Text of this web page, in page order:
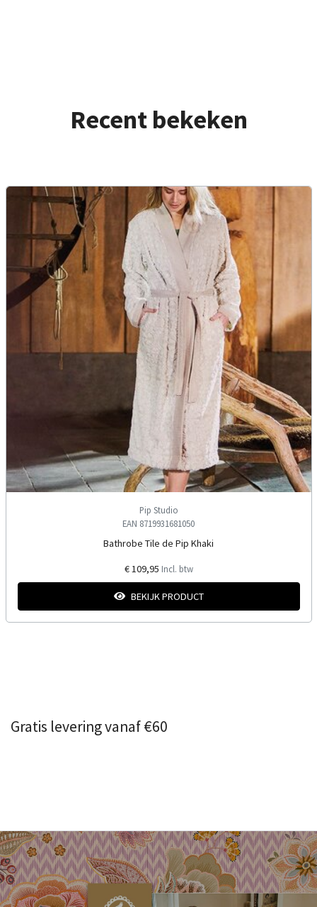
Recent bekeken
Pip Studio
EAN 8719931681050
Bathrobe Tile de Pip Khaki
€ 109,95 Incl. btw
BEKIJK PRODUCT
Gratis levering vanaf €60